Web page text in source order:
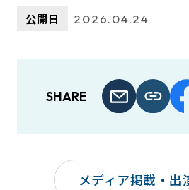
公開日 2026.04.24
SHARE
メディア掲載・出